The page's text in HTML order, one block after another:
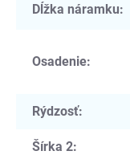
Dĺžka náramku:
Osadenie:
Rýdzosť:
Šírka 2: